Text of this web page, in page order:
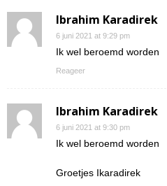
Ibrahim Karadirek
6 juni 2021 at 9:29 pm
Ik wel beroemd worden
Reageer
Ibrahim Karadirek
6 juni 2021 at 9:30 pm
Ik wel beroemd worden
Groetjes Ikaradirek